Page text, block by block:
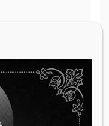
ะเบียนเครื่องมือแพทย์